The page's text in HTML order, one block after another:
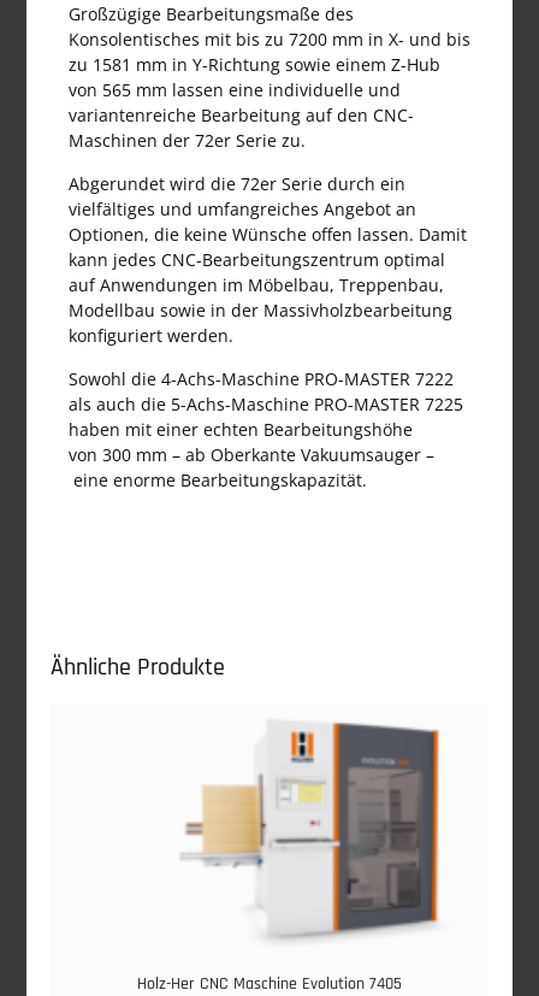
Großzügige Bearbeitungsmaße des
Konsolentisches mit bis zu 7200 mm in X- und bis
zu 1581 mm in Y-Richtung sowie einem Z-Hub
von 565 mm lassen eine individuelle und
variantenreiche Bearbeitung auf den CNC-
Maschinen der 72er Serie zu.
Abgerundet wird die 72er Serie durch ein
vielfältiges und umfangreiches Angebot an
Optionen, die keine Wünsche offen lassen. Damit
kann jedes CNC-Bearbeitungszentrum optimal
auf Anwendungen im Möbelbau, Treppenbau,
Modellbau sowie in der Massivholzbearbeitung
konfiguriert werden.
Sowohl die 4-Achs-Maschine PRO-MASTER 7222
als auch die 5-Achs-Maschine PRO-MASTER 7225
haben mit einer echten Bearbeitungshöhe
von 300 mm – ab Oberkante Vakuumsauger –
eine enorme Bearbeitungskapazität.
Ähnliche Produkte
Holz-Her CNC Maschine Evolution 7405